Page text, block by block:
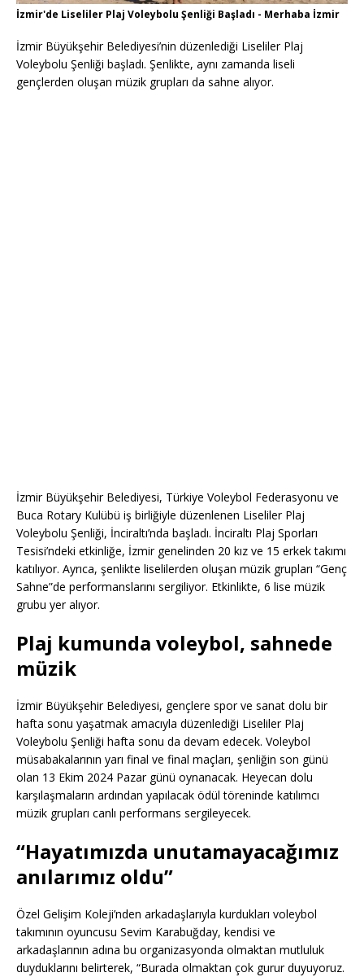
İzmir'de Liseliler Plaj Voleybolu Şenliği Başladı - Merhaba İzmir
İzmir Büyükşehir Belediyesi’nin düzenlediği Liseliler Plaj
Voleybolu Şenliği başladı. Şenlikte, aynı zamanda liseli
gençlerden oluşan müzik grupları da sahne alıyor.
İzmir Büyükşehir Belediyesi, Türkiye Voleybol Federasyonu ve
Buca Rotary Kulübü iş birliğiyle düzenlenen Liseliler Plaj
Voleybolu Şenliği, İnciraltı’nda başladı. İnciraltı Plaj Sporları
Tesisi’ndeki etkinliğe, İzmir genelinden 20 kız ve 15 erkek takımı
katılıyor. Ayrıca, şenlikte liselilerden oluşan müzik grupları “Genç
Sahne”de performanslarını sergiliyor. Etkinlikte, 6 lise müzik
grubu yer alıyor.
Plaj kumunda voleybol, sahnede
müzik
İzmir Büyükşehir Belediyesi, gençlere spor ve sanat dolu bir
hafta sonu yaşatmak amacıyla düzenlediği Liseliler Plaj
Voleybolu Şenliği hafta sonu da devam edecek. Voleybol
müsabakalarının yarı final ve final maçları, şenliğin son günü
olan 13 Ekim 2024 Pazar günü oynanacak. Heyecan dolu
karşılaşmaların ardından yapılacak ödül töreninde katılımcı
müzik grupları canlı performans sergileyecek.
“Hayatımızda unutamayacağımız
anılarımız oldu”
Özel Gelişim Koleji’nden arkadaşlarıyla kurdukları voleybol
takımının oyuncusu Sevim Karabuğday, kendisi ve
arkadaşlarının adına bu organizasyonda olmaktan mutluluk
duyduklarını belirterek, “Burada olmaktan çok gurur duyuyoruz.